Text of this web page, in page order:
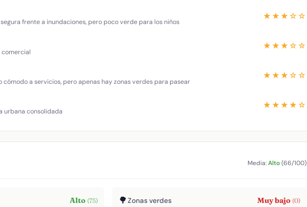
frente a inundaciones, pero poco verde para los niños
★★★☆☆
★★★☆☆
a servicios, pero apenas hay zonas verdes para pasear
★★★☆☆
urbana consolidada
★★★★☆
Media:Alto(66/100)
Alto (75) 🌳Zonas verdes Muy bajo (0)